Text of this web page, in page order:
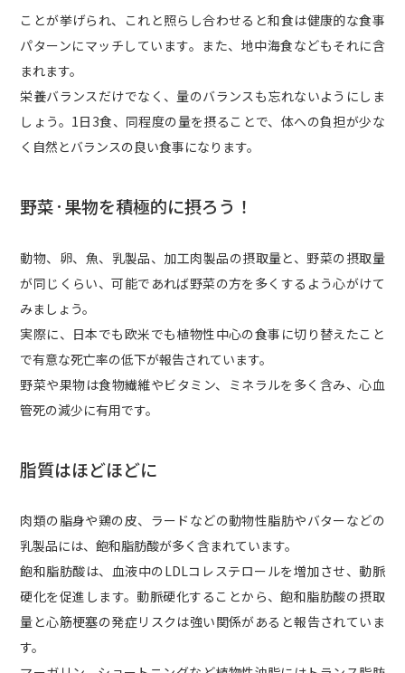
ことが挙げられ、これと照らし合わせると和食は健康的な食事
パターンにマッチしています。また、地中海食などもそれに含
まれます。
栄養バランスだけでなく、量のバランスも忘れないようにしま
しょう。1日3食、同程度の量を摂ることで、体への負担が少な
く自然とバランスの良い食事になります。
野菜·果物を積極的に摂ろう！
動物、卵、魚、乳製品、加工肉製品の摂取量と、野菜の摂取量
が同じくらい、可能であれば野菜の方を多くするよう心がけて
みましょう。
実際に、日本でも欧米でも植物性中心の食事に切り替えたこと
で有意な死亡率の低下が報告されています。
野菜や果物は食物繊維やビタミン、ミネラルを多く含み、心血
管死の減少に有用です。
脂質はほどほどに
肉類の脂身や鶏の皮、ラードなどの動物性脂肪やバターなどの
乳製品には、飽和脂肪酸が多く含まれています。
飽和脂肪酸は、血液中のLDLコレステロールを増加させ、動脈
硬化を促進します。動脈硬化することから、飽和脂肪酸の摂取
量と心筋梗塞の発症リスクは強い関係があると報告されていま
す。